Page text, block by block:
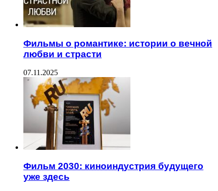
Фильмы о романтике: истории о вечной
любви и страсти
07.11.2025
Фильм 2030: киноиндустрия будущего
уже здесь